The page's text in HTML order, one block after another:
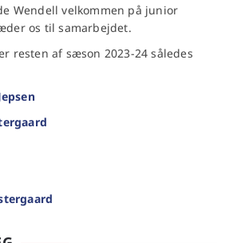
Wendell velkommen på junior
os til samarbejdet.
resten af sæson 2023-24 således